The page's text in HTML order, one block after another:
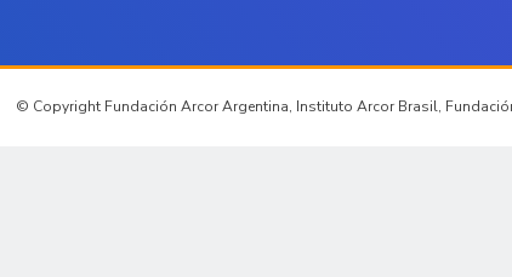
© Copyright Fundación Arcor Argentina, Instituto Arcor Brasil,